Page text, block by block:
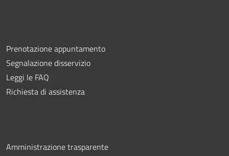
Prenotazione appuntamento
Segnalazione disservizio
Leggi le FAQ
Richiesta di assistenza
Amministrazione trasparente